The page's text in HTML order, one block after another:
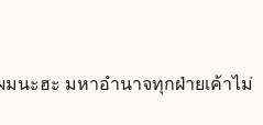
นะฮะ มหาอำนาจทุกฝ่ายเค้าไม่